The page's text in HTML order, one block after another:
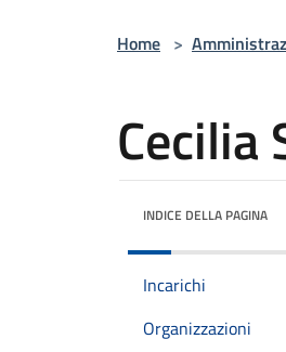
Home >
Cecilia
INDICE DELLA PAGINA
Incarichi
Organizzazioni